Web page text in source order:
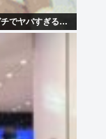
チでヤバすぎる…